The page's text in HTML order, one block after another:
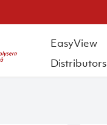
EasyView
Distributors